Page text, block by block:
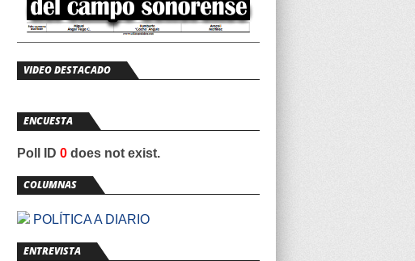
VIDEO DESTACADO
ENCUESTA
Poll ID 0 does not exist.
COLUMNAS
POLÍTICA A DIARIO
ENTREVISTA